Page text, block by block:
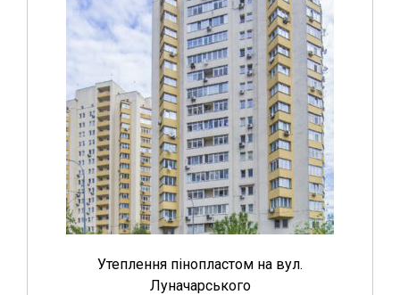
Утеплення пінопластом на вул.
Луначарського